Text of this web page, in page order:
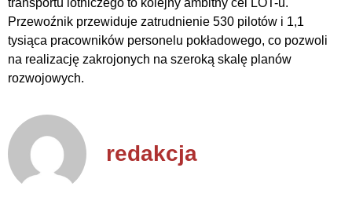
Przewoźnik przewiduje zatrudnienie 530 pilotów i 1,1
tysiąca pracowników personelu pokładowego, co pozwoli
na realizację zakrojonych na szeroką skalę planów
rozwojowych.
redakcja